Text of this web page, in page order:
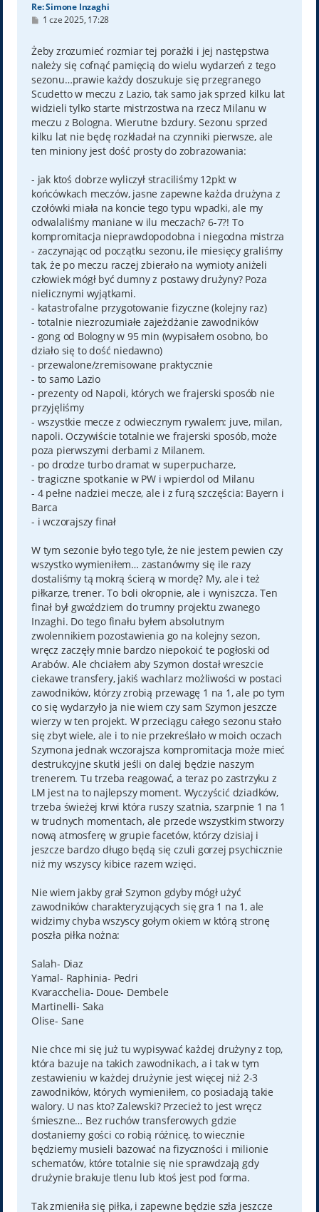
Re: Simone Inzaghi
P
t
1 cze 2025, 17:28
Żeby zrozumieć rozmiar tej porażki i jej następstwa
należy się cofnąć pamięcią do wielu wydarzeń z tego
sezonu…prawie każdy doszukuje się przegranego
Scudetto w meczu z Lazio, tak samo jak sprzed kilku lat
widzieli tylko starte mistrzostwa na rzecz Milanu w
meczu z Bologna. Wierutne bzdury. Sezonu sprzed
kilku lat nie będę rozkładał na czynniki pierwsze, ale
ten miniony jest dość prosty do zobrazowania:
- jak ktoś dobrze wyliczył straciliśmy 12pkt w
końcówkach meczów, jasne zapewne każda drużyna z
czołówki miała na koncie tego typu wpadki, ale my
odwalaliśmy maniane w ilu meczach? 6-7?! To
kompromitacja nieprawdopodobna i niegodna mistrza
- zaczynając od początku sezonu, ile miesięcy graliśmy
tak, że po meczu raczej zbierało na wymioty aniżeli
człowiek mógł być dumny z postawy drużyny? Poza
nielicznymi wyjątkami.
- katastrofalne przygotowanie fizyczne (kolejny raz)
- totalnie niezrozumiałe zajeżdżanie zawodników
- gong od Bologny w 95 min (wypisałem osobno, bo
działo się to dość niedawno)
- przewalone/zremisowane praktycznie
- to samo Lazio
- prezenty od Napoli, których we frajerski sposób nie
przyjęliśmy
- wszystkie mecze z odwiecznym rywalem: juve, milan,
napoli. Oczywiście totalnie we frajerski sposób, może
poza pierwszymi derbami z Milanem.
- po drodze turbo dramat w superpucharze,
- tragiczne spotkanie w PW i wpierdol od Milanu
- 4 pełne nadziei mecze, ale i z furą szczęścia: Bayern i
Barca
- i wczorajszy finał
W tym sezonie było tego tyle, że nie jestem pewien czy
wszystko wymieniłem… zastanówmy się ile razy
dostaliśmy tą mokrą ścierą w mordę? My, ale i też
piłkarze, trener. To boli okropnie, ale i wyniszcza. Ten
finał był gwoździem do trumny projektu zwanego
Inzaghi. Do tego finału byłem absolutnym
zwolennikiem pozostawienia go na kolejny sezon,
wręcz zaczęły mnie bardzo niepokoić te pogłoski od
Arabów. Ale chciałem aby Szymon dostał wreszcie
ciekawe transfery, jakiś wachlarz możliwości w postaci
zawodników, którzy zrobią przewagę 1 na 1, ale po tym
co się wydarzyło ja nie wiem czy sam Szymon jeszcze
wierzy w ten projekt. W przeciągu całego sezonu stało
się zbyt wiele, ale i to nie przekreślało w moich oczach
Szymona jednak wczorajsza kompromitacja może mieć
destrukcyjne skutki jeśli on dalej będzie naszym
trenerem. Tu trzeba reagować, a teraz po zastrzyku z
LM jest na to najlepszy moment. Wyczyścić dziadków,
trzeba świeżej krwi która ruszy szatnia, szarpnie 1 na 1
w trudnych momentach, ale przede wszystkim stworzy
nową atmosferę w grupie facetów, którzy dzisiaj i
jeszcze bardzo długo będą się czuli gorzej psychicznie
niż my wszyscy kibice razem wzięci.
Nie wiem jakby grał Szymon gdyby mógł użyć
zawodników charakteryzujących się gra 1 na 1, ale
widzimy chyba wszyscy gołym okiem w którą stronę
poszła piłka nożna:
Salah- Diaz
Yamal- Raphinia- Pedri
Kvaracchelia- Doue- Dembele
Martinelli- Saka
Olise- Sane
Nie chce mi się już tu wypisywać każdej drużyny z top,
która bazuje na takich zawodnikach, a i tak w tym
zestawieniu w każdej drużynie jest więcej niż 2-3
zawodników, których wymieniłem, co posiadają takie
walory. U nas kto? Zalewski? Przecież to jest wręcz
śmieszne… Bez ruchów transferowych gdzie
dostaniemy gości co robią różnicę, to wiecznie
będziemy musieli bazować na fizyczności i milionie
schematów, które totalnie się nie sprawdzają gdy
drużynie brakuje tlenu lub ktoś jest pod forma.
Tak zmieniła się piłka, i zapewne będzie szła jeszcze